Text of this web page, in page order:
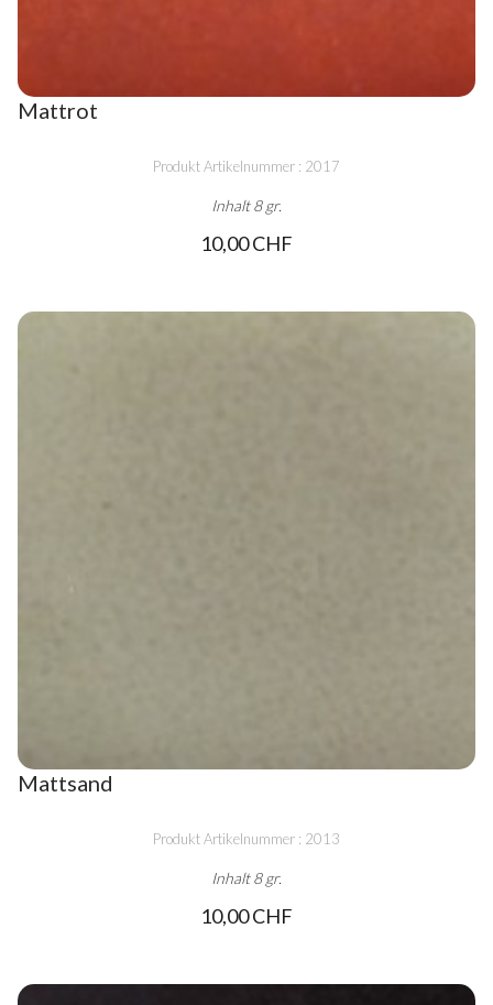
Mattrot
Produkt Artikelnummer : 2017
Inhalt 8 gr.
10,00 CHF
Mattsand
Produkt Artikelnummer : 2013
Inhalt 8 gr.
10,00 CHF